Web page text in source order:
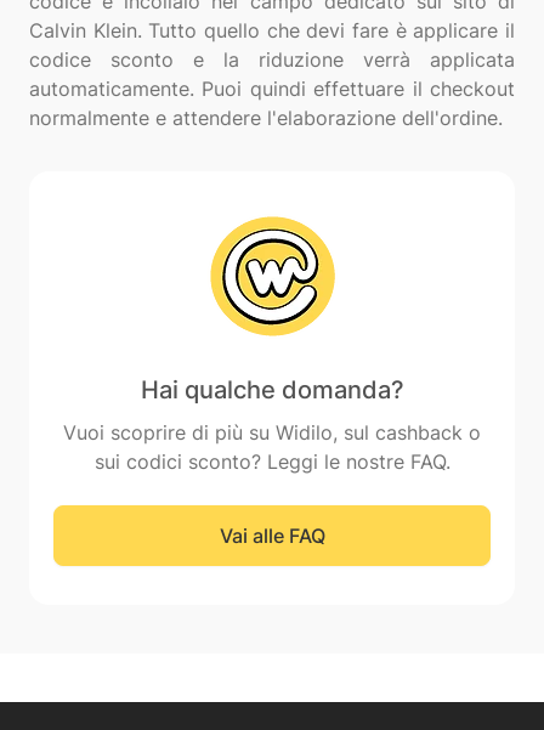
Calvin Klein. Tutto quello che devi fare è applicare il
codice sconto e la riduzione verrà applicata
automaticamente. Puoi quindi effettuare il checkout
Hai qualche domanda?
Vuoi scoprire di più su Widilo, sul cashback o
sui codici sconto? Leggi le nostre FAQ.
Vai alle FAQ